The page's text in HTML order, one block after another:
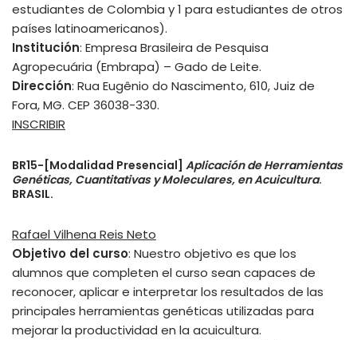
estudiantes de Colombia y 1 para estudiantes de otros
países latinoamericanos).
Institución: Empresa Brasileira de Pesquisa
Agropecuária (Embrapa) – Gado de Leite.
Dirección: Rua Eugênio do Nascimento, 610, Juiz de
Fora, MG. CEP 36038-330.
INSCRIBIR
BR15-[Modalidad Presencial] Aplicación de Herramientas
Genéticas, Cuantitativas y Moleculares, en Acuicultura.
BRASIL.
Rafael Vilhena Reis Neto
Objetivo del curso: Nuestro objetivo es que los
alumnos que completen el curso sean capaces de
reconocer, aplicar e interpretar los resultados de las
principales herramientas genéticas utilizadas para
mejorar la productividad en la acuicultura.